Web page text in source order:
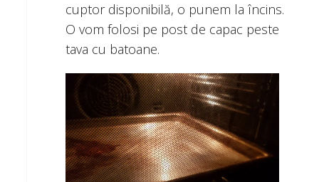
cuptor disponibilă, o punem la încins.
O vom folosi pe post de capac peste
tava cu batoane.